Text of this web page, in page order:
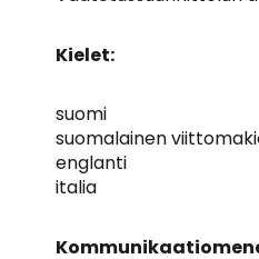
Kielet:
suomi
suomalainen
englanti
italia